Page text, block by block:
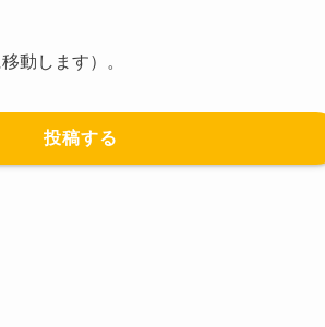
動します）。
投稿する